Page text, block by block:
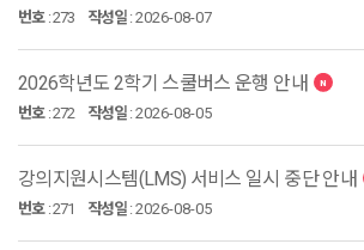
번호:273 작성일 :2026-08-07
2026학년도 2학기 스쿨버스 운행 안내
번호:272 작성일 :2026-08-05
강의지원시스템(LMS) 서비스 일시 중단 안내
번호:271 작성일 :2026-08-05